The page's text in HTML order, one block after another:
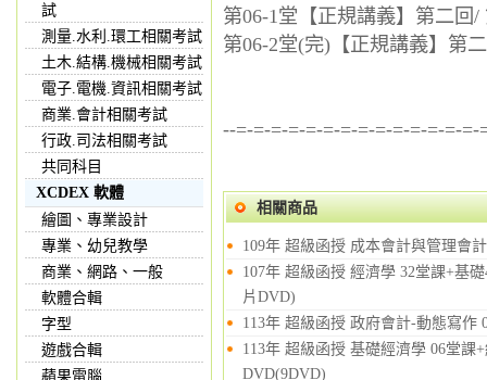
試
測量.水利.環工相關考試
土木.結構.機械相關考試
電子.電機.資訊相關考試
商業.會計相關考試
行政.司法相關考試
共同科目
XCDEX 軟體
繪圖、專業設計
專業、幼兒教學
商業、網路、一般
軟體合輯
字型
遊戲合輯
蘋果電腦
第06-1堂【正規講義】第二回/
第06-2堂(完)【正規講義】第
--=-=-=-=-=-=-=-=-=-=-=-=-=-
相關商品
109年 超級函授 成本會計與管理會
107年 超級函授 經濟學 32堂課+基
片DVD)
113年 超級函授 政府會計-動態寫作
113年 超級函授 基礎經濟學 06堂課
DVD(9DVD)